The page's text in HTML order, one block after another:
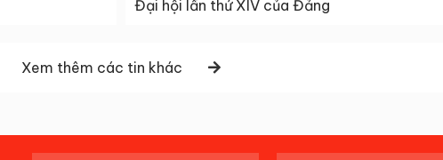
Đại hội lần thứ XIV của Đảng
Xem thêm các tin khác